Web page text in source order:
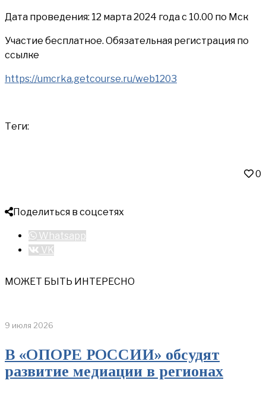
Дата проведения: 12 марта 2024 года с 10.00 по Мск
Участие бесплатное. Обязательная регистрация по
ссылке
https://umcrka.getcourse.ru/web1203
Теги:
0
Поделиться в соцсетях
Whatsapp
VK
МОЖЕТ БЫТЬ ИНТЕРЕСНО
9 июля 2026
В «ОПОРЕ РОССИИ» обсудят
развитие медиации в регионах